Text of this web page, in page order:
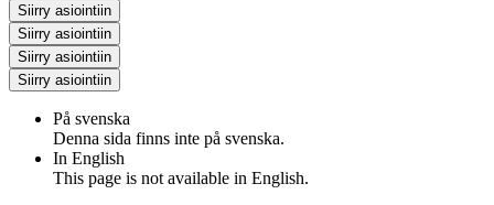
Siirry asiointiin
Siirry asiointiin
Siirry asiointiin
Siirry asiointiin
På svenska
Denna sida finns inte på svenska.
In English
This page is not available in English.